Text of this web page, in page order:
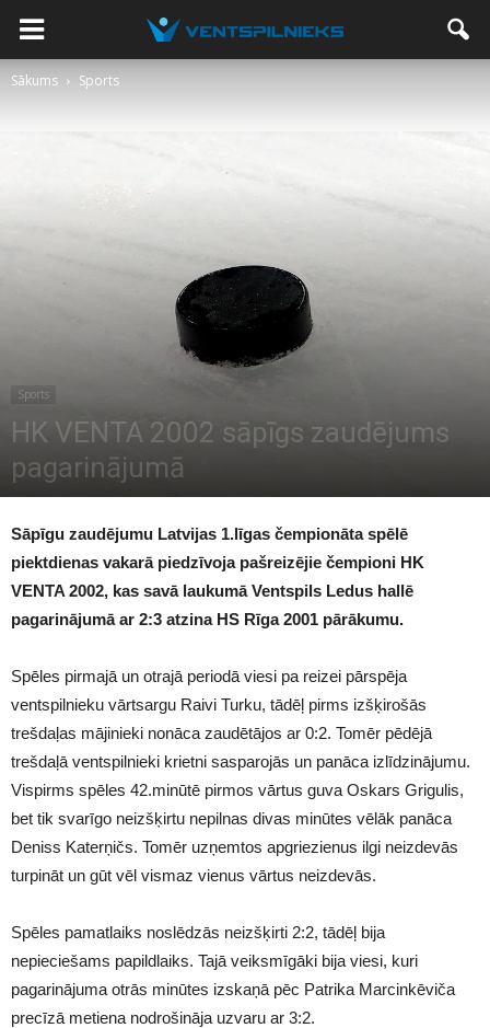
Sākums Sports
Sports
HK VENTA 2002 sāpīgs zaudējums
pagarinājumā
1555
Sāpīgu zaudējumu Latvijas 1.līgas čempionāta spēlē
piektdienas vakarā piedzīvoja pašreizējie čempioni HK
VENTA 2002, kas savā laukumā Ventspils Ledus hallē
pagarinājumā ar 2:3 atzina HS Rīga 2001 pārākumu.
Spēles pirmajā un otrajā periodā viesi pa reizei pārspēja
ventspilnieku vārtsargu Raivi Turku, tādēļ pirms izšķirošās
trešdaļas mājinieki nonāca zaudētājos ar 0:2. Tomēr pēdējā
trešdaļā ventspilnieki krietni sasparojās un panāca izlīdzinājumu.
Vispirms spēles 42.minūtē pirmos vārtus guva Oskars Grigulis,
bet tik svarīgo neizšķirtu nepilnas divas minūtes vēlāk panāca
Deniss Katerņičs. Tomēr uzņemtos apgriezienus ilgi neizdevās
turpināt un gūt vēl vismaz vienus vārtus neizdevās.
Spēles pamatlaiks noslēdzās neizšķirti 2:2, tādēļ bija
nepieciešams papildlaiks. Tajā veiksmīgāki bija viesi, kuri
pagarinājuma otrās minūtes izskaņā pēc Patrika Marcinkēviča
precīzā metiena nodrošināja uzvaru ar 3:2.